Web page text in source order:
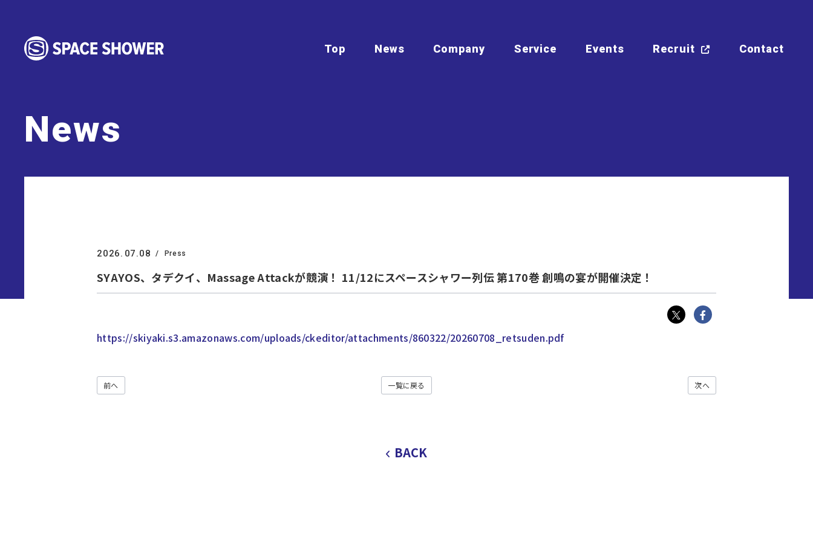
Top News Company Service Events Recruit Contact
News
2026. 07.08 Press
SYAYOS、タデクイ、Massage Attackが競演！ 11/12にスペースシャワー列伝 第170巻 創鳴の宴が開催決定！
https://skiyaki.s3.amazonaws.com/uploads/ckeditor/attachments/860322/20260708_retsuden.pdf
前へ 一覧に戻る 次へ
BACK